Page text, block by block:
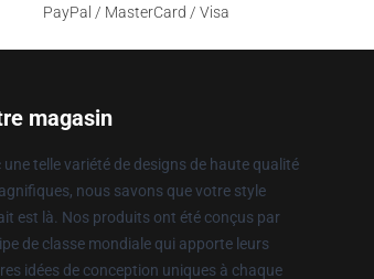
PayPal / MasterCard / Visa
magasin
une telle variété de designs de haute qualité
nous savons que votre style
est là. Nos produits ont été conçus par
de classe mondiale qui apporte leurs
idées de conception uniques à chaque